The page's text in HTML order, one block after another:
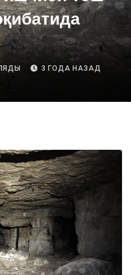
3 ГОДА НАЗАД